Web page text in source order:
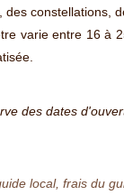
constellations,
varie entre 16 à
des dates
local, frais du